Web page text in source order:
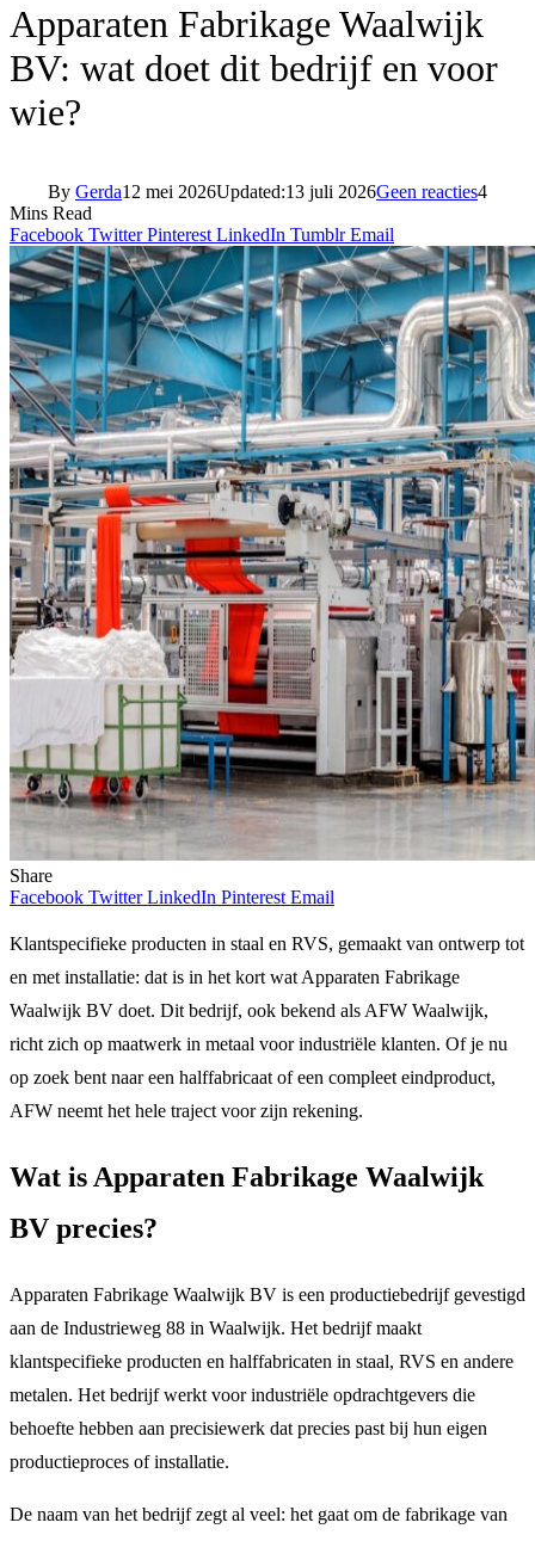
Apparaten Fabrikage Waalwijk
BV: wat doet dit bedrijf en voor
wie?
By Gerda12 mei 2026Updated:13 juli 2026Geen reacties4
Mins Read
Facebook Twitter Pinterest LinkedIn Tumblr Email
Share
Facebook Twitter LinkedIn Pinterest Email
Klantspecifieke producten in staal en RVS, gemaakt van ontwerp tot
en met installatie: dat is in het kort wat Apparaten Fabrikage
Waalwijk BV doet. Dit bedrijf, ook bekend als AFW Waalwijk,
richt zich op maatwerk in metaal voor industriële klanten. Of je nu
op zoek bent naar een halffabricaat of een compleet eindproduct,
AFW neemt het hele traject voor zijn rekening.
Wat is Apparaten Fabrikage Waalwijk
BV precies?
Apparaten Fabrikage Waalwijk BV is een productiebedrijf gevestigd
aan de Industrieweg 88 in Waalwijk. Het bedrijf maakt
klantspecifieke producten en halffabricaten in staal, RVS en andere
metalen. Het bedrijf werkt voor industriële opdrachtgevers die
behoefte hebben aan precisiewerk dat precies past bij hun eigen
productieproces of installatie.
De naam van het bedrijf zegt al veel: het gaat om de fabrikage van